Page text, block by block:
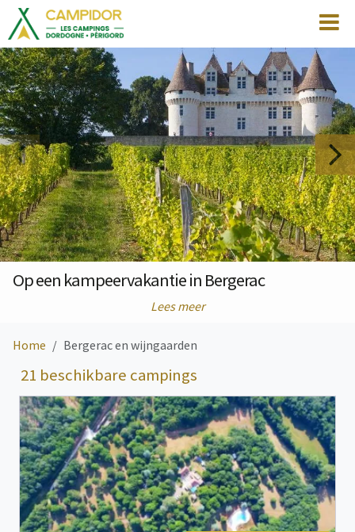
Op een kampeervakantie in Bergerac
Lees meer
Home Bergerac en wijngaarden
21 beschikbare campings